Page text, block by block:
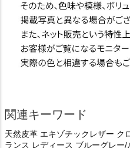
関連キーワード
天然皮革 エキゾチックレザー ク
ランス レディース ブルーグレー